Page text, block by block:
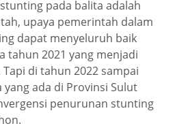
pada balita adalah
upaya pemerintah dalam
dapat menyeluruh baik
tahun 2021 yang menjadi
di tahun 2022 sampai
ada di Provinsi Sulut
penurunan stunting